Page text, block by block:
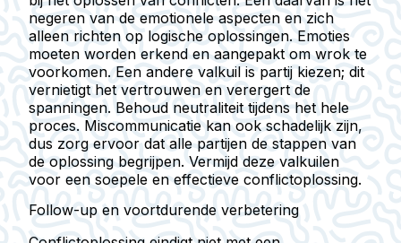
negeren van de emotionele aspecten en zich
alleen richten op logische oplossingen. Emoties
moeten worden erkend en aangepakt om wrok te
voorkomen. Een andere valkuil is partij kiezen; dit
vernietigt het vertrouwen en verergert de
spanningen. Behoud neutraliteit tijdens het hele
proces. Miscommunicatie kan ook schadelijk zijn,
dus zorg ervoor dat alle partijen de stappen van
de oplossing begrijpen. Vermijd deze valkuilen
voor een soepele en effectieve conflictoplossing.
Follow-up en voortdurende verbetering